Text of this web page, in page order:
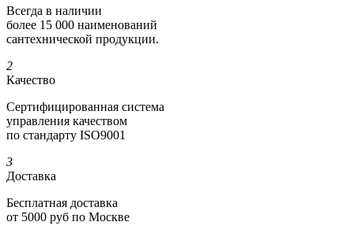
Всегда в наличии
более 15 000 наименований
сантехнической продукции.
2
Качество
Сертифициро­ванная система
управления качеством
по стандарту ISO9001
3
Доставка
Бесплатная доставка
от 5000 руб по Москве